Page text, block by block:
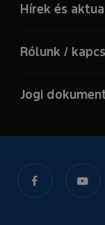
Hírek és
Rólunk /
Jogi